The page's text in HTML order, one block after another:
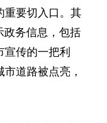
重要切入口。其
政务信息，包括
传的一把利
道路被点亮，